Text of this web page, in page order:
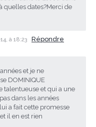
quelles dates?Merci de
à 18:23 Répondre
et je ne
DOMINIQUE
talentueuse et qui a une
dans les années
a fait cette promesse
il en est rien